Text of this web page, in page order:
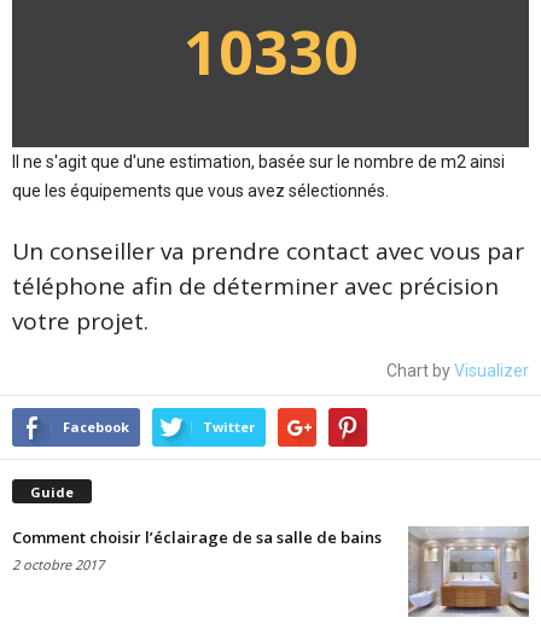
10330
Il ne s'agit que d'une estimation, basée sur le nombre de m2 ainsi
que les équipements que vous avez sélectionnés.
Un conseiller va prendre contact avec vous par
téléphone afin de déterminer avec précision
votre projet.
Chart byVisualizer
Facebook Twitter
Guide
Comment choisir l’éclairage de sa salle de bains
2 octobre 2017